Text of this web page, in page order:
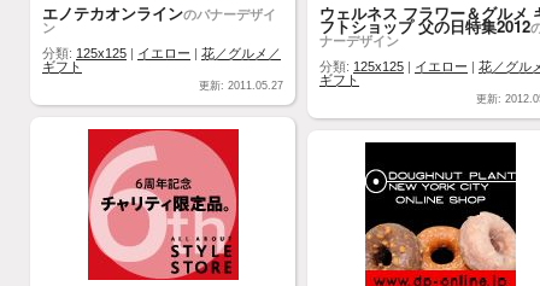
エノテカオンラインのバナーデザイ
ン
分類: 125x125 イエロー
花／グルメ／
ギフト
更新: 2011.05.27
ウェルネス フラワー＆グルメ
フトショップ 父の日特集2012
ナーデザイン
分類: 125x125 イエロー
花／グル
ギフト
更新: